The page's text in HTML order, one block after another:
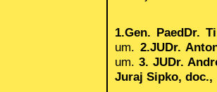
1.Gen. PaedDr.
um. 2.JUDr.
um. 3. JUDr.
Juraj Sipko,